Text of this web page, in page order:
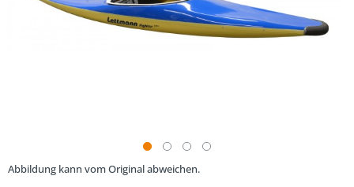
Abbildung kann vom Original abweichen.